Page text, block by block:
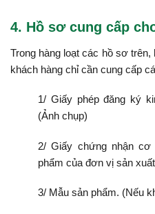
4. Hồ sơ cung cấp
Trong hàng loạt các hồ sơ
khách hàng chỉ cần cung cấp
1/ Giấy phép đăng ký
(Ảnh chụp)
2/ Giấy chứng nhận
phẩm của đơn vị sản
3/ Mẫu sản phẩm. (Nếu